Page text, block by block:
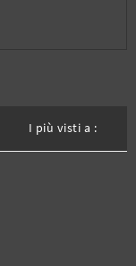
I più visti a :